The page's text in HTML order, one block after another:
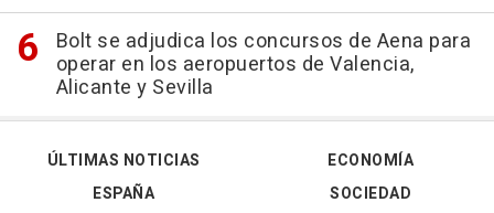
Bolt se adjudica los concursos de Aena para
operar en los aeropuertos de Valencia,
Alicante y Sevilla
ÚLTIMAS NOTICIAS
ESPAÑA
ECONOMÍA
SOCIEDAD